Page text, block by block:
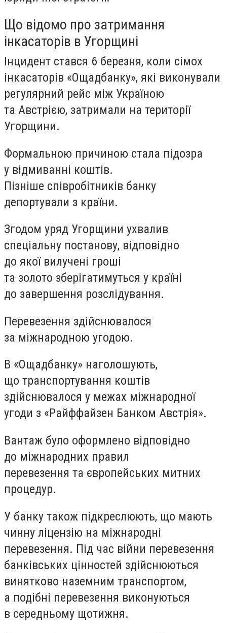
Що відомо про затримання
інкасаторів в Угорщині
Інцидент стався 6 березня, коли сімох
інкасаторів «Ощадбанку», які виконували
регулярний рейс між Україною
та Австрією, затримали на території
Угорщини.
Формальною причиною стала підозра
у відмиванні коштів.
Пізніше співробітників банку
депортували з країни.
Згодом уряд Угорщини ухвалив
спеціальну постанову, відповідно
до якої вилучені гроші
та золото зберігатимуться у країні
до завершення розслідування.
Перевезення здійснювалося
за міжнародною угодою.
В «Ощадбанку» наголошують,
що транспортування коштів
здійснювалося у межах міжнародної
угоди з «Райффайзен Банком Австрія».
Вантаж було оформлено відповідно
до міжнародних правил
перевезення та європейських митних
процедур.
У банку також підкреслюють, що мають
чинну ліцензію на міжнародні
перевезення. Під час війни перевезення
банківських цінностей здійснюються
винятково наземним транспортом,
а подібні перевезення виконуються
в середньому щотижня.